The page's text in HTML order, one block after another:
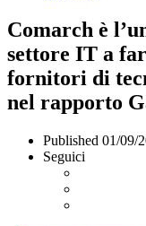
Comarch è
settore IT a
fornitori di
nel rapporto
Published 01/09/
Seguici